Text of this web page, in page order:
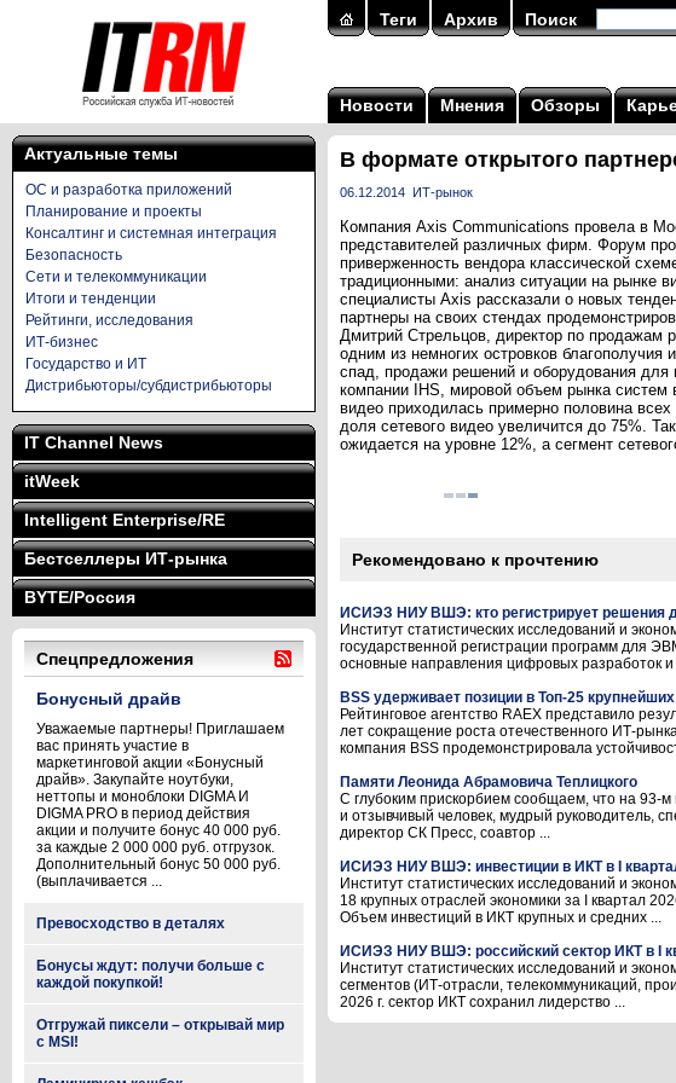
Теги Архив Поиск
Новости Мнения Обзоры
Актуальные темы
ОС и разработка приложений
Планирование и проекты
Консалтинг и системная интеграция
Безопасность
Сети и телекоммуникации
Итоги и тенденции
Рейтинги, исследования
ИТ-бизнес
Государство и ИТ
Дистрибьюторы/субдистрибьюторы
IT Channel News
itWeek
Intelligent Enterprise/RE
Бестселлеры ИТ-рынка
BYTE/Россия
Спецпредложения
Бонусный драйв
Уважаемые партнеры! Приглашаем
вас принять участие в
маркетинговой акции «Бонусный
драйв». Закупайте ноутбуки,
неттопы и моноблоки DIGMA И
DIGMA PRO в период действия
акции и получите бонус 40 000 руб.
за каждые 2 000 000 руб. отгрузок.
Дополнительный бонус 50 000 руб.
(выплачивается ...
Превосходство в деталях
Бонусы ждут: получи больше с
каждой покупкой!
Отгружай пиксели – открывай мир
с MSI!
В формате открытого
06.12.2014 ИТ-рынок
Компания Axis Communications провела в
представителей различных фирм. Форум
приверженность вендора классической
традиционными: анализ ситуации на рынке
специалисты Axis рассказали о новых
партнеры на своих стендах
Дмитрий Стрельцов, директор по продажам
одним из немногих островков
спад, продажи решений и оборудования
компании IHS, мировой объем рынка
видео приходилась примерно половина
доля сетевого видео увеличится до 75%.
ожидается на уровне 12%, а сегмент
Рекомендовано к прочтению
ИСИЭЗ НИУ ВШЭ: кто регистрирует решения
Институт статистических исследований и
государственной регистрации программ для
основные направления цифровых разработок и
BSS удерживает позиции в Топ-25
Рейтинговое агентство RAEX представило
лет сокращение роста отечественного ИТ-
компания BSS продемонстрировала
Памяти Леонида Абрамовича Теплицкого
С глубоким прискорбием сообщаем, что на 93-
и отзывчивый человек, мудрый руководитель,
директор СК Пресс, соавтор ...
ИСИЭЗ НИУ ВШЭ: инвестиции в ИКТ в I
Институт статистических исследований и
18 крупных отраслей экономики за I квартал
Объем инвестиций в ИКТ крупных и средних ...
ИСИЭЗ НИУ ВШЭ: российский сектор ИКТ в I
Институт статистических исследований и
сегментов (ИТ-отрасли, телекоммуникаций,
2026 г. сектор ИКТ сохранил лидерство ...